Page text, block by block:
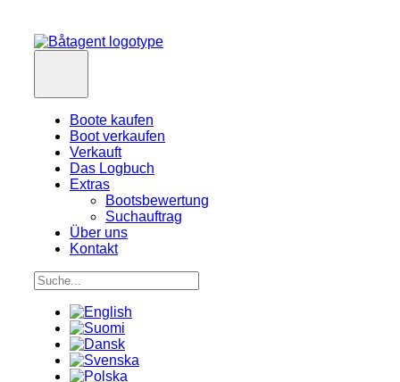
Boote kaufen
Boot verkaufen
Verkauft
Das Logbuch
Extras
Bootsbewertung
Suchauftrag
Über uns
Kontakt